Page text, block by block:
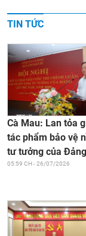
TIN TỨC
Cà Mau: Lan tỏa
tác phẩm bảo vệ
tư tưởng của Đảng
05:59 CH - 26/07/2026